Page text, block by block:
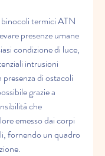
binocoli termici ATN
presenze umane
condizione di luce,
intrusioni
di ostacoli
grazie a
che
emesso dai corpi
fornendo un quadro